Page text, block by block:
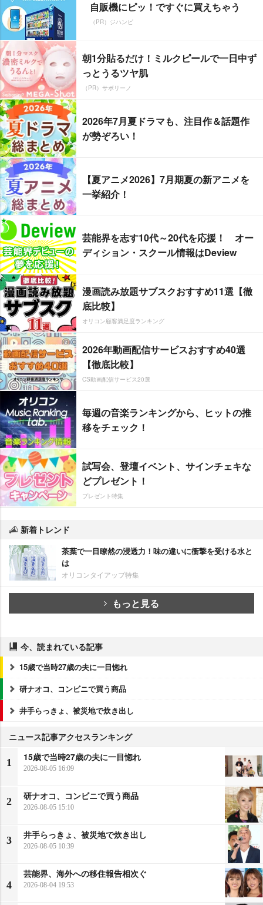
自販機にピッ！ですぐに買えちゃう
（PR）ジハンピ
朝1分貼るだけ！ミルクピールで一日中ず
っとうるツヤ肌
（PR）サボリーノ
2026年7月夏ドラマも、注目作＆話題作
が勢ぞろい！
【夏アニメ2026】7月期夏の新アニメを
一挙紹介！
芸能界を志す10代～20代を応援！ オー
ディション・スクール情報はDeview
漫画読み放題サブスクおすすめ11選【徹
底比較】
オリコン顧客満足度ランキング
2026年動画配信サービスおすすめ40選
【徹底比較】
CS動画配信サービス20選
毎週の音楽ランキングから、ヒットの推
移をチェック！
試写会、登壇イベント、サインチェキな
どプレゼント！
プレゼント特集
新着トレンド
茶葉で一目瞭然の浸透力！味の違いに衝撃を受ける水と
は
オリコンタイアップ特集
もっと見る
今、読まれている記事
15歳で当時27歳の夫に一目惚れ
研ナオコ、コンビニで買う商品
井手らっきょ、被災地で炊き出し
ニュース記事アクセスランキング
1
15歳で当時27歳の夫に一目惚れ
2026-08-05 16:09
2
研ナオコ、コンビニで買う商品
2026-08-05 15:10
3
井手らっきょ、被災地で炊き出し
2026-08-05 10:39
4
芸能界、海外への移住報告相次ぐ
2026-08-04 19:53